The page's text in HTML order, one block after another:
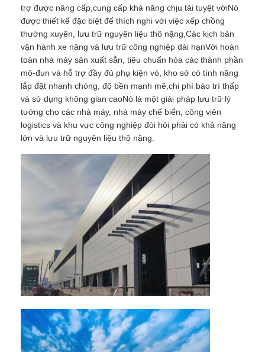
Trang chủ
Các sản phẩm
Chương trình VR
Về chúng tôi
Tham quan nhà máy
Kiểm soát chất lượng
Tin tức
Các vụ án
Blog
trợ được nâng cấp,cung cấp khả năng chịu tải tuyệt vờiNó
được thiết kế đặc biệt để thích nghi với việc xếp chồng
thường xuyên, lưu trữ nguyên liệu thô nặng,Các kịch bản
vận hành xe nâng và lưu trữ công nghiệp dài hạnVới hoàn
toàn nhà máy sản xuất sẵn, tiêu chuẩn hóa các thành phần
mô-đun và hỗ trợ đầy đủ phụ kiện vỏ, kho sở có tính năng
lắp đặt nhanh chóng, độ bền mạnh mẽ,chi phí bảo trì thấp
và sử dụng không gian caoNó là một giải pháp lưu trữ lý
tưởng cho các nhà máy, nhà máy chế biến, công viên
logistics và khu vực công nghiệp đòi hỏi phải có khả năng
lớn và lưu trữ nguyên liệu thô nặng.